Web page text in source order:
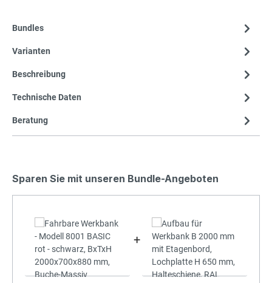
Bundles
Varianten
Beschreibung
Technische Daten
Beratung
Sparen Sie mit unseren Bundle-Angeboten
+